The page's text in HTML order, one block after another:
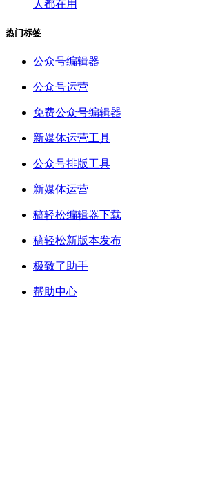
人都在用
热门标签
公众号编辑器
公众号运营
免费公众号编辑器
新媒体运营工具
公众号排版工具
新媒体运营
稿轻松编辑器下载
稿轻松新版本发布
极致了助手
帮助中心